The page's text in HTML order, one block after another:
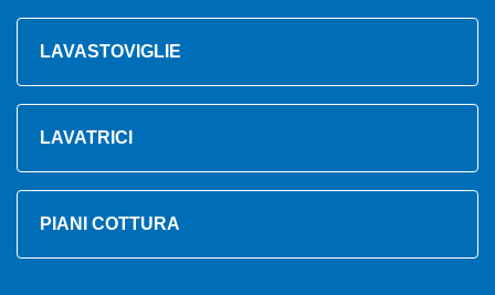
LAVASTOVIGLIE
LAVATRICI
PIANI COTTURA